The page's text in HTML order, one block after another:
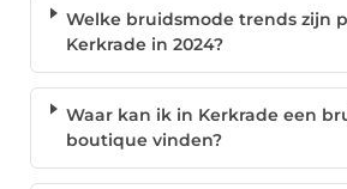
Welke bruidsmode trends zijn
Kerkrade in 2024?
Waar kan ik in Kerkrade een
boutique vinden?